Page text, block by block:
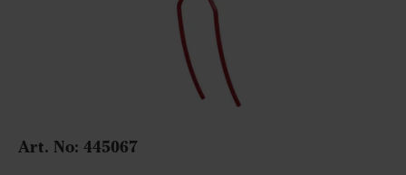
Art. No: 445067